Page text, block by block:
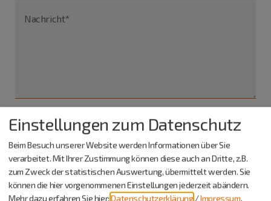
Nachricht*
Ich habe dieDatenschutzerklärung gelesenund bin
damit einverstanden.*
Absenden
*) Pflichtfeld
Einstellungen zum Datenschutz
Beim Besuch unserer Website werden Informationen über Sie
verarbeitet. Mit Ihrer Zustimmung können diese auch an Dritte, z.B.
zum Zweck der statistischen Auswertung, übermittelt werden. Sie
können die hier vorgenommenen Einstellungen jederzeit abändern.
Mehr dazu erfahren Sie hier:Datenschutzerklärung /Impressum.